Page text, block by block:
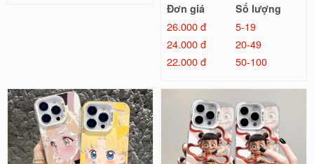
Đơn giá
Số lượng
26.000 đ
5-19
24.000 đ
20-49
22.000 đ
50-100